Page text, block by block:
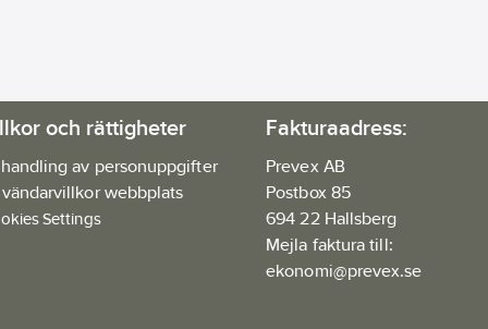
och rättigheter
av personuppgifter
webbplats
Settings
Fakturaadress:
Prevex AB
Postbox 85
694 22 Hallsberg
Mejla faktura till:
ekonomi@prevex.se